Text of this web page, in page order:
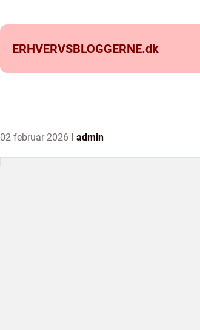
ERHVERVSBLOGGERNE.dk
02 februar 2026 admin